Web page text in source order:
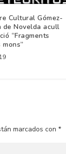
Cultural Gómez-
de Novelda acull
“Fragments
mons”
marcados con*